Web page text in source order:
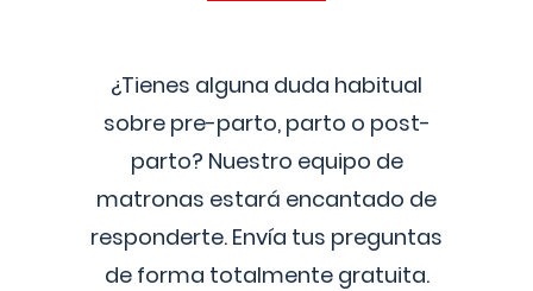
¿Tienes alguna duda habitual
sobre pre-parto, parto o post-
parto? Nuestro equipo de
matronas estará encantado de
responderte. Envía tus preguntas
de forma totalmente gratuita.